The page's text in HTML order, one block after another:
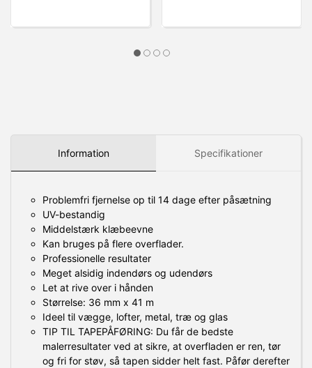
Information Specifikationer
Problemfri fjernelse op til 14 dage efter påsætning
UV-bestandig
Middelstærk klæbeevne
Kan bruges på flere overflader.
Professionelle resultater
Meget alsidig indendørs og udendørs
Let at rive over i hånden
Størrelse: 36 mm x 41 m
Ideel til vægge, lofter, metal, træ og glas
TIP TIL TAPEPÅFØRING: Du får de bedste
malerresultater ved at sikre, at overfladen er ren, tør
og fri for støv, så tapen sidder helt fast. Påfør derefter